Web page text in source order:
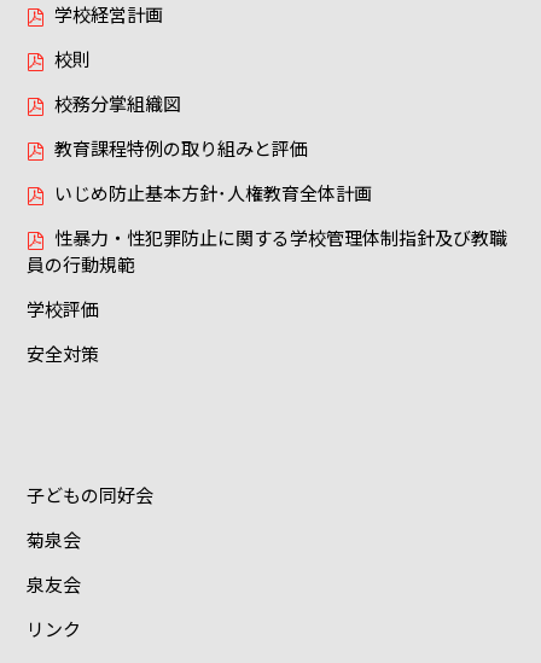
学校経営計画
校則
校務分掌組織図
教育課程特例の取り組みと評価
いじめ防止基本方針･人権教育全体計画
性暴力・性犯罪防止に関する学校管理体制指針及び教職
員の行動規範
学校評価
安全対策
子どもの同好会
菊泉会
泉友会
リンク